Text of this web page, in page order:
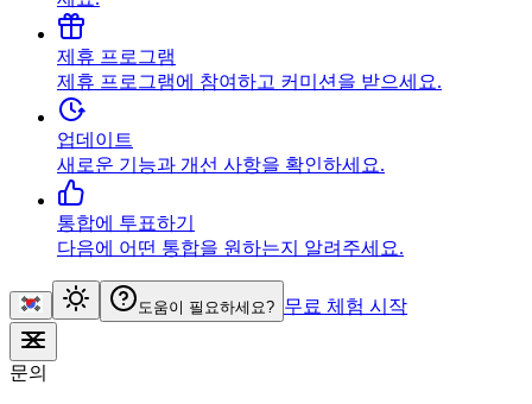
제휴 프로그램
제휴 프로그램에 참여하고 커미션을 받으세요.
업데이트
새로운 기능과 개선 사항을 확인하세요.
통합에 투표하기
다음에 어떤 통합을 원하는지 알려주세요.
도움이 필요하세요? 무료 체험 시작
문의